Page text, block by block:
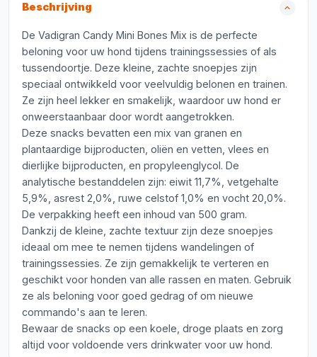
Beschrijving
De Vadigran Candy Mini Bones Mix is de perfecte
beloning voor uw hond tijdens trainingssessies of als
tussendoortje. Deze kleine, zachte snoepjes zijn
speciaal ontwikkeld voor veelvuldig belonen en trainen.
Ze zijn heel lekker en smakelijk, waardoor uw hond er
onweerstaanbaar door wordt aangetrokken.
Deze snacks bevatten een mix van granen en
plantaardige bijproducten, oliën en vetten, vlees en
dierlijke bijproducten, en propyleenglycol. De
analytische bestanddelen zijn: eiwit 11,7%, vetgehalte
5,9%, asrest 2,0%, ruwe celstof 1,0% en vocht 20,0%.
De verpakking heeft een inhoud van 500 gram.
Dankzij de kleine, zachte textuur zijn deze snoepjes
ideaal om mee te nemen tijdens wandelingen of
trainingssessies. Ze zijn gemakkelijk te verteren en
geschikt voor honden van alle rassen en maten. Gebruik
ze als beloning voor goed gedrag of om nieuwe
commando's aan te leren.
Bewaar de snacks op een koele, droge plaats en zorg
altijd voor voldoende vers drinkwater voor uw hond.